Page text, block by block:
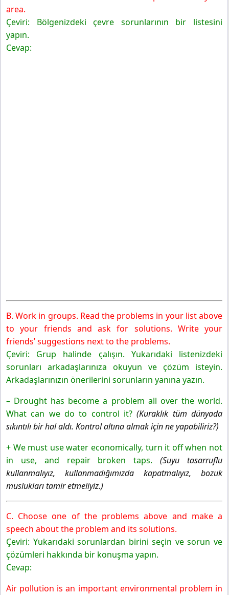
area.
Çeviri: Bölgenizdeki çevre sorunlarının bir listesini
yapın.
Cevap:
B. Work in groups. Read the problems in your list above
to your friends and ask for solutions. Write your
friends’ suggestions next to the problems.
Çeviri: Grup halinde çalışın. Yukarıdaki listenizdeki
sorunları arkadaşlarınıza okuyun ve çözüm isteyin.
Arkadaşlarınızın önerilerini sorunların yanına yazın.
– Drought has become a problem all over the world.
What can we do to control it?(Kuraklık tüm dünyada
sıkıntılı bir hal aldı. Kontrol altına almak için ne yapabiliriz?)
+ We must use water economically, turn it off when not
in use, and repair broken taps.(Suyu tasarruflu
kullanmalıyız, kullanmadığımızda kapatmalıyız, bozuk
muslukları tamir etmeliyiz.)
C. Choose one of the problems above and make a
speech about the problem and its solutions.
Çeviri: Yukarıdaki sorunlardan birini seçin ve sorun ve
çözümleri hakkında bir konuşma yapın.
Cevap:
Air pollution is an important environmental problem in